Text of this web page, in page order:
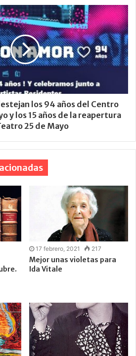
los 94 años del Centro
y los 15 años de la reapertura
25 de Mayo
17 febrero, 2021 217
Mejor unas violetas para
Ida Vitale